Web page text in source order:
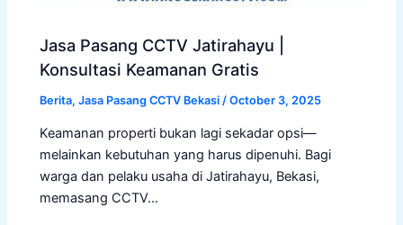
Jasa Pasang CCTV Jatirahayu |
Konsultasi Keamanan Gratis
Berita,Jasa Pasang CCTV Bekasi /October 3, 2025
Keamanan properti bukan lagi sekadar opsi—
melainkan kebutuhan yang harus dipenuhi. Bagi
warga dan pelaku usaha di Jatirahayu, Bekasi,
memasang CCTV…